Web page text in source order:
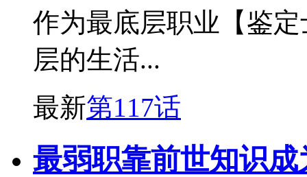
作为最底层职业【鉴
层的生活...
最新第117话
最弱职靠前世知识